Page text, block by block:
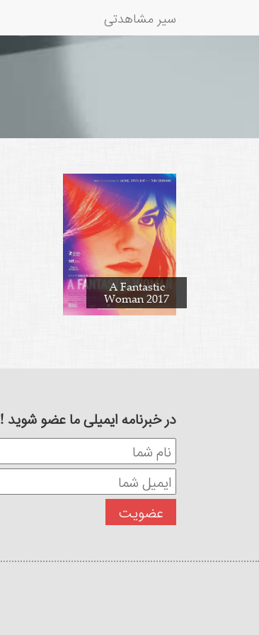
سیر مشاهدتی
A Fantastic
Woman 2017
در خبرنامه ایمیلی ما عضو شوید !